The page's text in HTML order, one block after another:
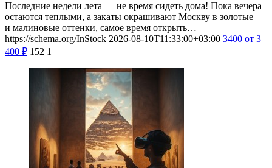
Последние недели лета — не время сидеть дома! Пока вечера
остаются теплыми, а закаты окрашивают Москву в золотые
и малиновые оттенки, самое время открыть…
https://schema.org/InStock 2026-08-10T11:33:00+03:00 3400 от 3
400 ₽ 152 1